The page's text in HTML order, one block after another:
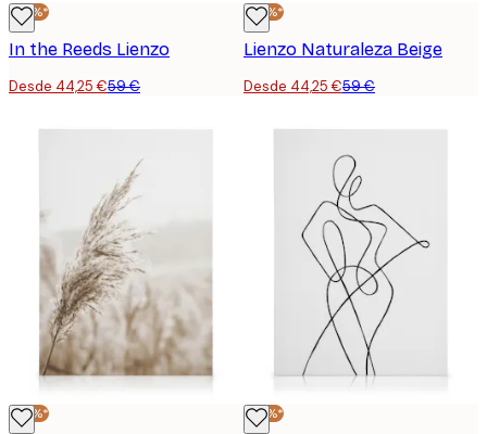
-25%*
In the Reeds Lienzo
Desde 44,25 €59 €
-25%*
Lienzo Naturaleza Beige
Desde 44,25 €59 €
-25%* -25%*